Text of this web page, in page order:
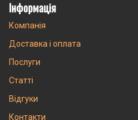
Інформація
Компанія
Доставка і оплата
Послуги
Статті
Відгуки
Контакти